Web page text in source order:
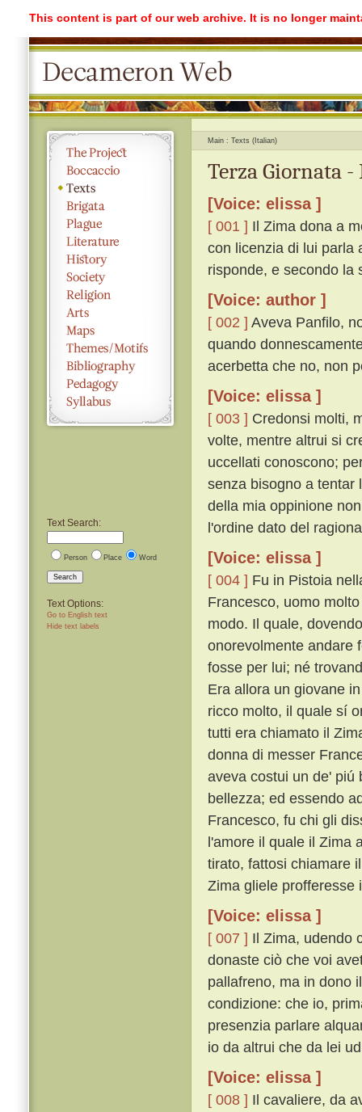
This content is part of our web archive. It is no longer
Text Search:
Person Place Word
Search
Text Options:
Go to English text
Hide text labels
Main Texts (Italian)
Terza Giornata
[Voice: elissa ]
[ 001 ] Il Zima dona a
con licenzia di lui parla
risponde, e secondo la
[Voice: author ]
[ 002 ] Aveva Panfilo,
quando
acerbetta che no, non
[Voice: elissa ]
[ 003 ] Credonsi molti,
volte, mentre altrui si
uccellati conoscono;
senza bisogno a tentar
della mia oppinione
l'ordine dato del
[Voice: elissa ]
[ 004 ] Fu in Pistoia
Francesco, uomo
modo. Il quale,
onorevolmente andare
fosse per lui; né
Era allora un giovane
ricco molto, il quale sí
tutti era chiamato il
donna di messer
aveva costui un de' piú
bellezza; ed essendo
Francesco, fu chi gli
l'amore il quale il Zima
tirato, fattosi chiamare
Zima gliele profferesse
[Voice: elissa ]
[ 007 ] Il Zima, udendo
donaste ciò che voi
pallafreno, ma in dono
condizione: che io,
presenzia parlare
io da altrui che da lei
[Voice: elissa ]
[ 008 ] Il cavaliere, da